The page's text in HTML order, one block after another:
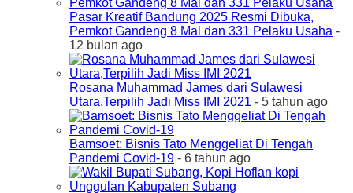
Pasar Kreatif Bandung 2025 Resmi Dibuka,
Pemkot Gandeng 8 Mal dan 331 Pelaku Usaha -
12 bulan ago
Rosana Muhammad James dari Sulawesi
Utara,Terpilih Jadi Miss IMI 2021 - 5 tahun ago
Bamsoet: Bisnis Tato Menggeliat Di Tengah
Pandemi Covid-19 - 6 tahun ago